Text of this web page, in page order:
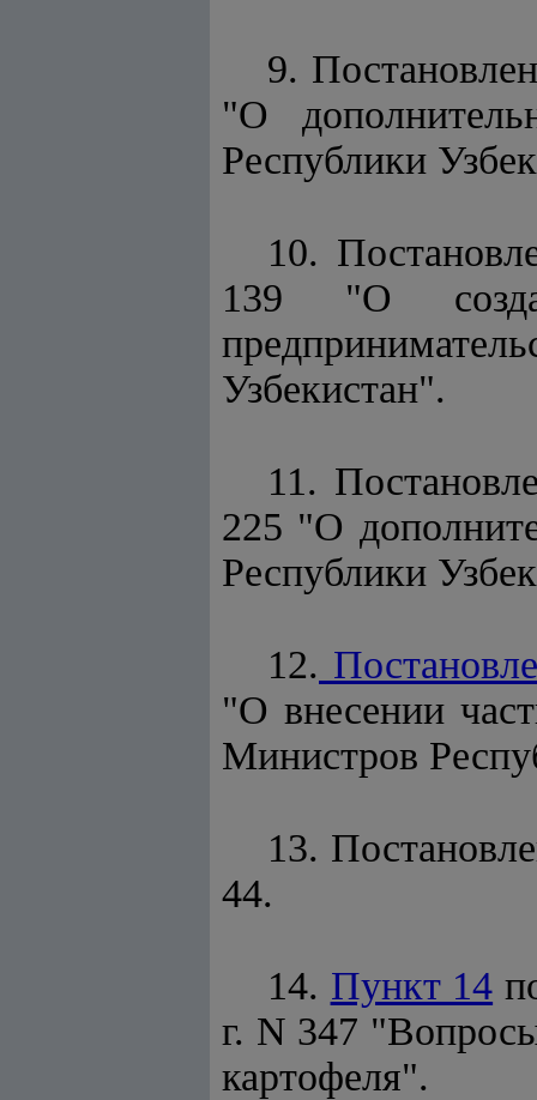
9.
"О
Республики
10.
139 "О
Узбекистан".
11.
225 "О
Республики
12.
"О внесении
Министров
13.
44.
14. Пункт 14
г. N 347
картофеля".